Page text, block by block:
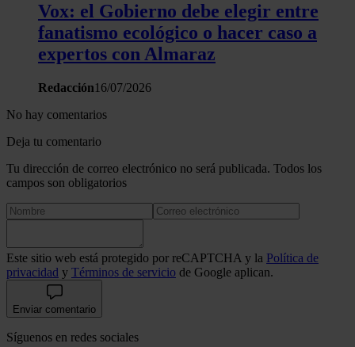
Vox: el Gobierno debe elegir entre
fanatismo ecológico o hacer caso a
expertos con Almaraz
Redacción16/07/2026
No hay comentarios
Deja tu comentario
Tu dirección de correo electrónico no será publicada. Todos los
campos son obligatorios
Este sitio web está protegido por reCAPTCHA y la Política de
privacidad y Términos de servicio de Google aplican.
Enviar comentario
Síguenos en redes sociales